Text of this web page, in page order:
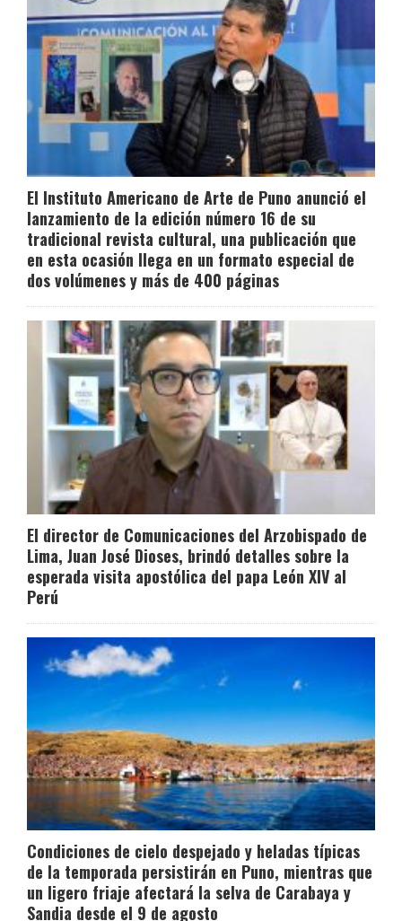
El Instituto Americano de Arte de Puno anunció el
lanzamiento de la edición número 16 de su
tradicional revista cultural, una publicación que
en esta ocasión llega en un formato especial de
dos volúmenes y más de 400 páginas
El director de Comunicaciones del Arzobispado de
Lima, Juan José Dioses, brindó detalles sobre la
esperada visita apostólica del papa León XIV al
Perú
Condiciones de cielo despejado y heladas típicas
de la temporada persistirán en Puno, mientras que
un ligero friaje afectará la selva de Carabaya y
Sandia desde el 9 de agosto